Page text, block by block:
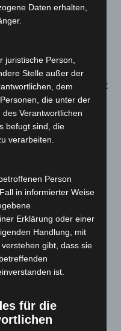
Feuerwehrkräfte
aus
Tigermücken-
entdeckt
Begegnung“ in
schnell eingedämmt
21 neue
beim Roten
über
Zeugen
stoppt 166
bei
Daten erhalten,
juristische Person,
Stelle außer der
dem
die unter der
Verantwortlichen
befugt sind, die
verarbeiten.
Person
in informierter Weise
Erklärung oder einer
Handlung, mit
gibt, dass sie
ist.
für die